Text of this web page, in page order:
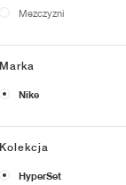
Mezczyzni
Marka
Nike
Kolekcja
HyperSet